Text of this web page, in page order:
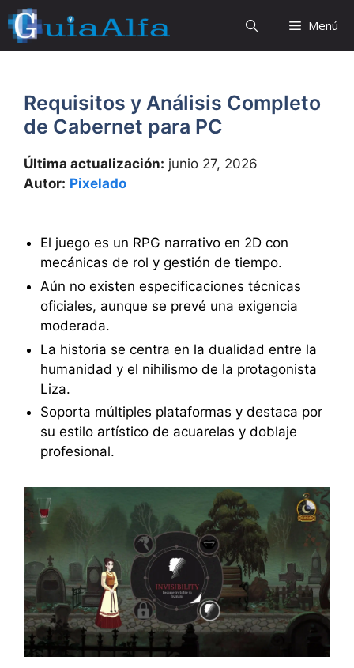
Saltar
al
contenido
Menú
Requisitos y Análisis Completo
de Cabernet para PC
Última actualización: junio 27, 2026
Autor: Pixelado
El juego es un RPG narrativo en 2D con
mecánicas de rol y gestión de tiempo.
Aún no existen especificaciones técnicas
oficiales, aunque se prevé una exigencia
moderada.
La historia se centra en la dualidad entre la
humanidad y el nihilismo de la protagonista
Liza.
Soporta múltiples plataformas y destaca por
su estilo artístico de acuarelas y doblaje
profesional.